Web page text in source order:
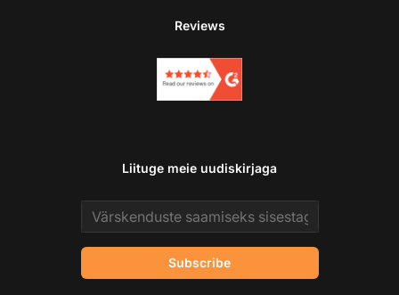
Reviews
Liituge meie uudiskirjaga
Email address
Subscribe